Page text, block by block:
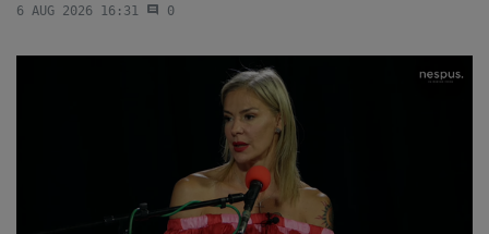
6 AUG 2026 16:31 0